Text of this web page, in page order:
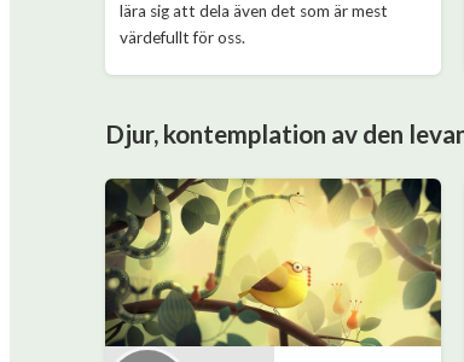
lära sig att dela även det som är mest
värdefullt för oss.
Djur, kontemplation av den